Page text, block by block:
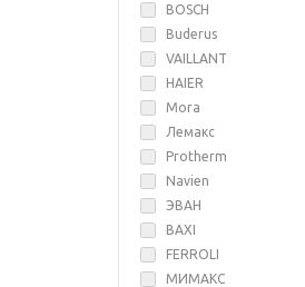
BOSCH
Buderus
VAILLANT
HAIER
Mora
Лемакс
Protherm
Navien
ЭВАН
BAXI
FERROLI
МИМАКС